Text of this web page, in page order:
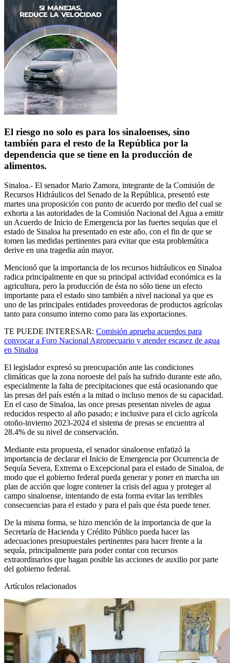
El riesgo no solo es para los sinaloenses, sino
también para el resto de la República por la
dependencia que se tiene en la producción de
alimentos.
Sinaloa.- El senador Mario Zamora, integrante de la Comisión de
Recursos Hidráulicos del Senado de la República, presentó este
martes una proposición con punto de acuerdo por medio del cual se
exhorta a las autoridades de la Comisión Nacional del Agua a emitir
un Acuerdo de Inicio de Emergencia por las fuertes sequías que el
estado de Sinaloa ha presentado en este año, con el fin de que se
tomen las medidas pertinentes para evitar que esta problemática
derive en una tragedia aún mayor.
Mencionó que la importancia de los recursos hidráulicos en Sinaloa
radica principalmente en que su principal actividad económica es la
agricultura, pero la producción de ésta no sólo tiene un efecto
importante para el estado sino también a nivel nacional ya que es
uno de las principales entidades proveedoras de productos agrícolas
tanto para consumo interno como para las exportaciones.
TE PUEDE INTERESAR: Comisión aprueba acuerdos para
convocar a Foro Nacional Agropecuario y atender escasez de agua
en Sinaloa
El legislador expresó su preocupación ante las condiciones
climáticas que la zona noroeste del país ha sufrido durante este año,
especialmente la falta de precipitaciones que está ocasionando que
las presas del país estén a la mitad o incluso menos de su capacidad.
En el caso de Sinaloa, las once presas presentan niveles de agua
reducidos respecto al año pasado; e inclusive para el ciclo agrícola
otoño-invierno 2023-2024 el sistema de presas se encuentra al
28.4% de su nivel de conservación.
Mediante esta propuesta, el senador sinaloense enfatizó la
importancia de declarar el Inicio de Emergencia por Ocurrencia de
Sequía Severa, Extrema o Excepcional para el estado de Sinaloa, de
modo que el gobierno federal pueda generar y poner en marcha un
plan de acción que logre contener la crisis del agua y proteger al
campo sinaloense, intentando de esta forma evitar las terribles
consecuencias para el estado y para el país que ésta puede tener.
De la misma forma, se hizo mención de la importancia de que la
Secretaría de Hacienda y Crédito Público pueda hacer las
adecuaciones presupuestales pertinentes para hacer frente a la
sequía, principalmente para poder contar con recursos
extraordinarios que hagan posible las acciones de auxilio por parte
del gobierno federal.
Artículos relacionados